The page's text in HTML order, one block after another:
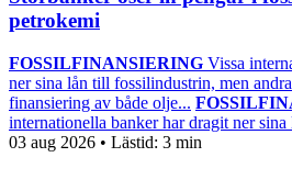
petrokemi
FOSSILFINANSIERING Vissa
ner sina lån till fossilindustrin, men
finansiering av både olje...
internationella banker har dragit ner
03 aug 2026 • Lästid: 3 min